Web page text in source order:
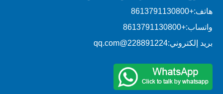
هاتف:+8613791130800
واتساب:+8613791130800
بريد إلكتروني:228891224@qq.com